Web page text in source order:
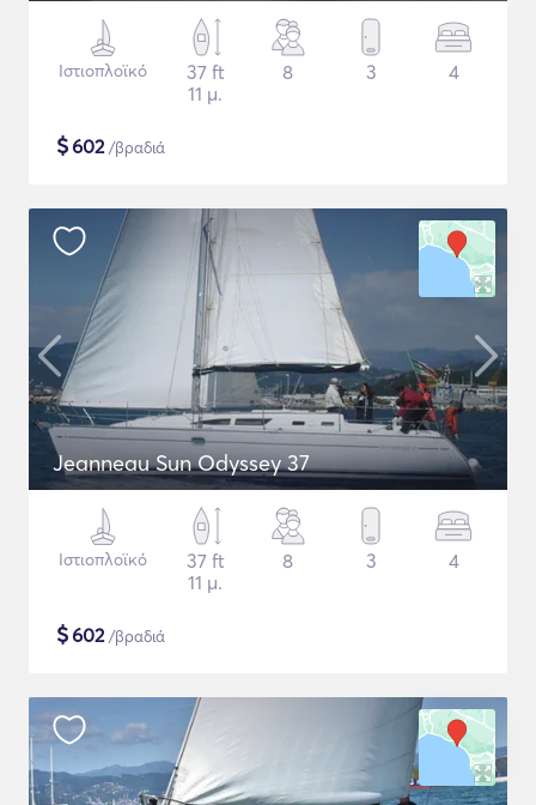
Ιστιοπλοϊκό
37 ft
11 μ.
8 3 4
$602/βραδιά
Jeanneau Sun Odyssey 37
Ιστιοπλοϊκό
37 ft
11 μ.
8 3 4
$602/βραδιά